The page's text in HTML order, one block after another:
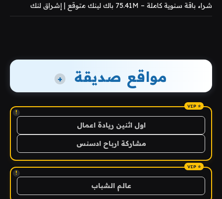
شراء باقة سنوية كاملة – 75.41M باك لينك متوقع | إشراق لنك
مواقع صديقة +
!
اول اثنين ريادة اعمال
مشاركة ارباح ادسنس
!
عالم الشباب